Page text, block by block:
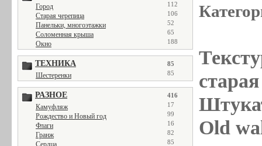
Город 112
Старая черепица 106
Панельки, многоэтажки 52
Соломенная крыша 65
Окно 188
ТЕХНИКА 85
Шестеренки 85
РАЗНОЕ 416
Камуфляж 17
Рождество и Новый год 99
Флаги 16
Гранж 82
Сердца 85
Old